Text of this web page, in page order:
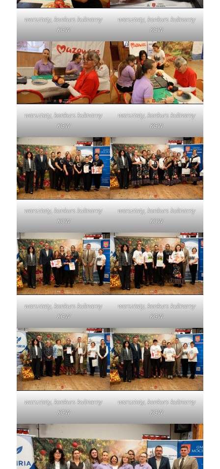
warsztaty, konkurs kulinarny
KGW
warsztaty, konkurs kulinarny
KGW
warsztaty, konkurs kulinarny
KGW
warsztaty, konkurs kulinarny
KGW
warsztaty, konkurs kulinarny
KGW
warsztaty, konkurs kulinarny
KGW
warsztaty, konkurs kulinarny
KGW
warsztaty, konkurs kulinarny
KGW
warsztaty, konkurs kulinarny
KGW
warsztaty, konkurs kulinarny
KGW